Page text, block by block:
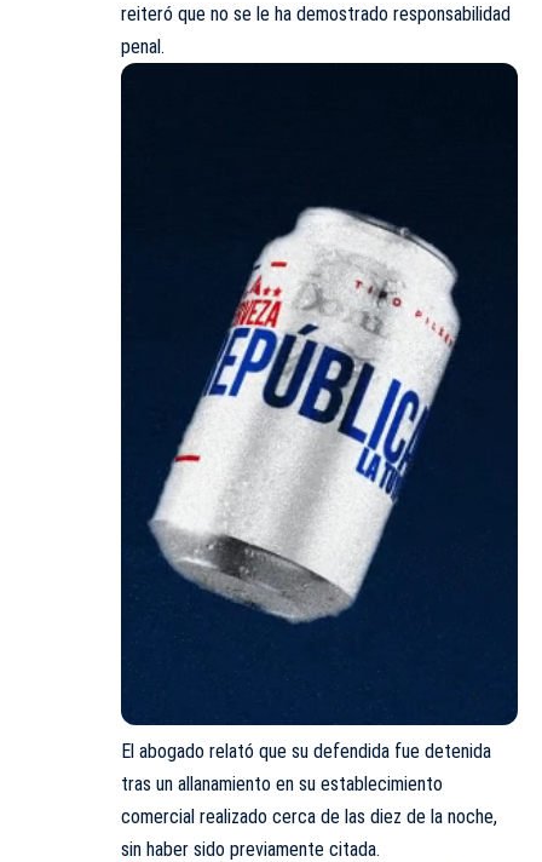
reiteró que no se le ha demostrado responsabilidad
penal.
El abogado relató que su defendida fue detenida
tras un allanamiento en su establecimiento
comercial realizado cerca de las diez de la noche,
sin haber sido previamente citada.